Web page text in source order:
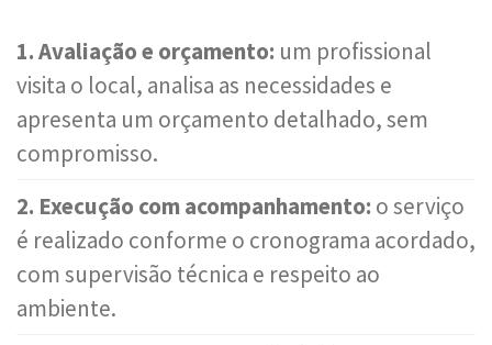
1. Avaliação e orçamento: um profissional
visita o local, analisa as necessidades e
apresenta um orçamento detalhado, sem
compromisso.
2. Execução com acompanhamento: o serviço
é realizado conforme o cronograma acordado,
com supervisão técnica e respeito ao
ambiente.